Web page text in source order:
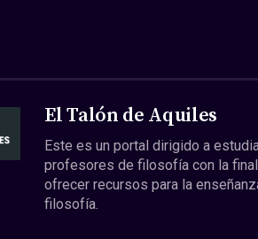
El Talón de Aquiles
Este es un portal dirigido a
profesores de filosofía con la
ofrecer recursos para la
filosofía.